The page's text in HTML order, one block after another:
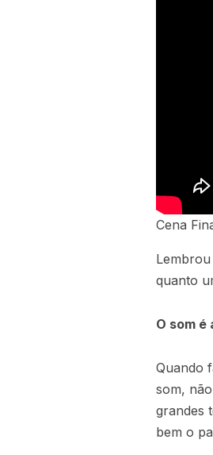
Cena
quanto
O som é
Quando
som,
grandes
bem o